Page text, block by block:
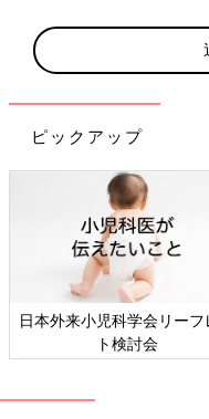
ピックアップ
すべての赤ちゃんや家族に
て、よりよい社会・環境と
ことをめざしてさまざまな